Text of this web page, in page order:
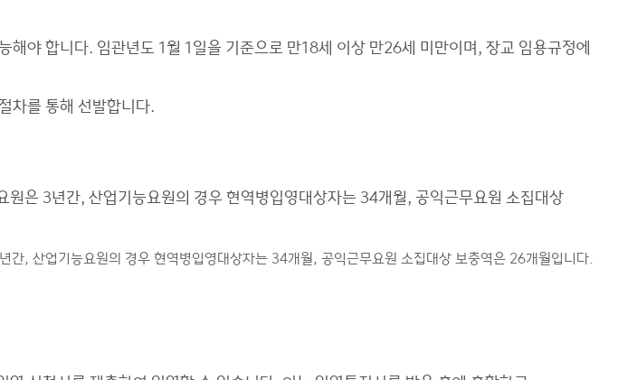
야 합니다. 임관년도 1월 1일을 기준으로 만18세 이상 만26세 미만이며, 장교 임용규정에
차를 통해 선발합니다.
은 3년간, 산업기능요원의 경우 현역병입영대상자는 34개월, 공익근무요원 소집대상
, 산업기능요원의 경우 현역병입영대상자는 34개월, 공익근무요원 소집대상 보충역은 26개월입니다.